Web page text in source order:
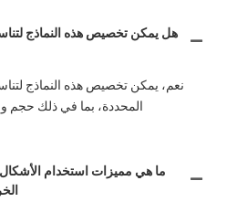
هل يمكن تخصيص هذه النماذج
نعم، يمكن تخصيص هذه النماذج
المحددة، بما في ذلك حجم
ما هي مميزات استخدام الأشكال